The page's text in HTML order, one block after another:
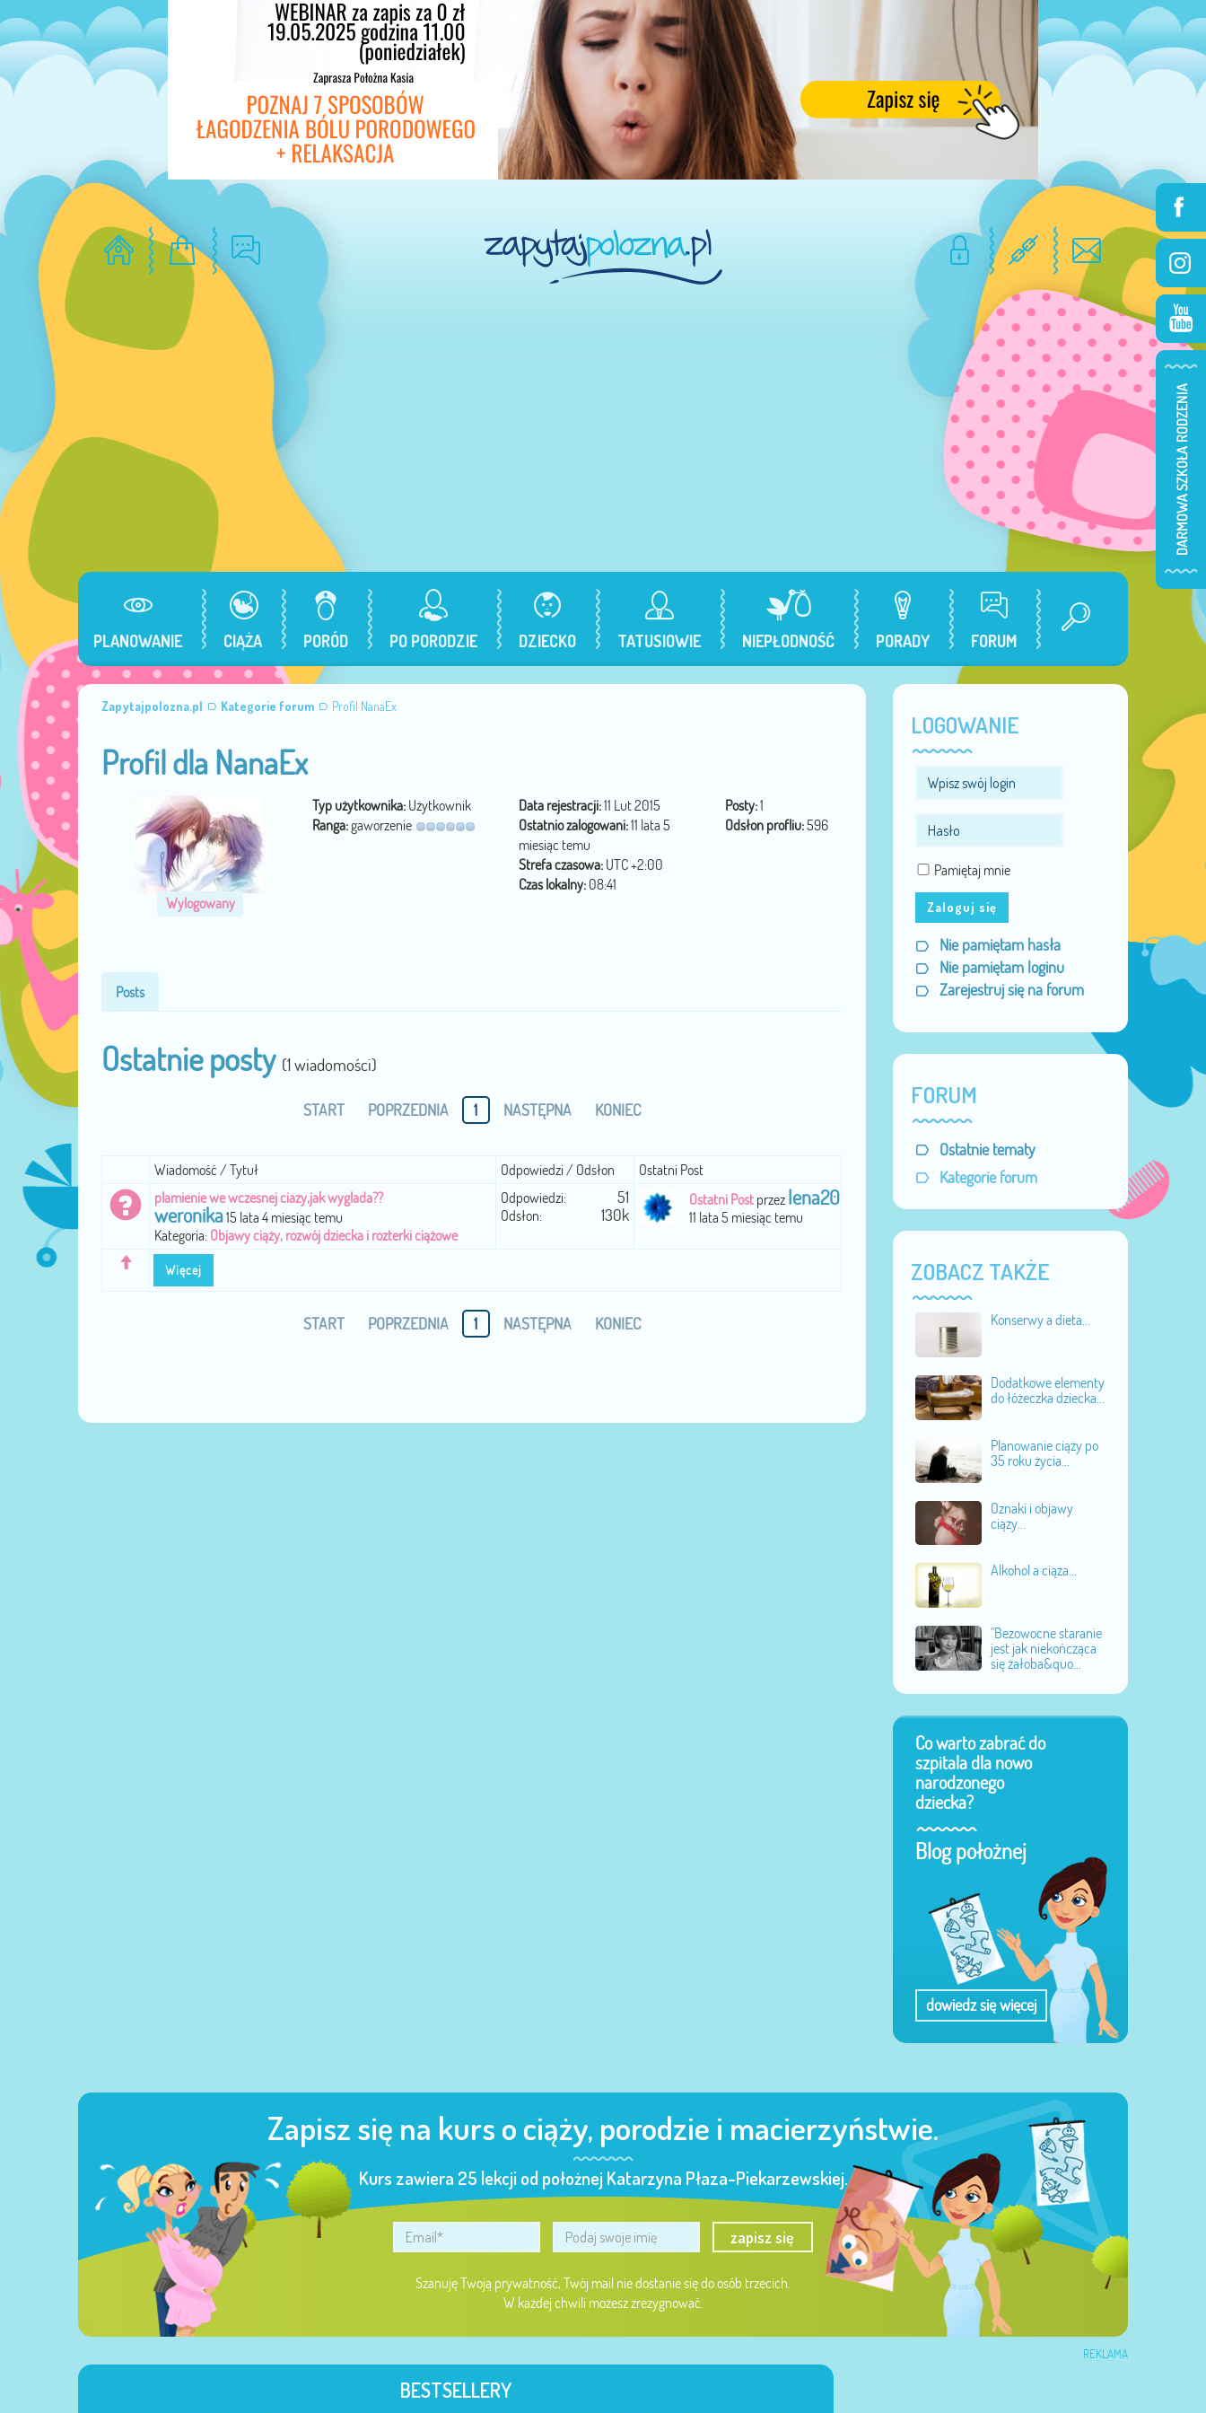
PLANOWANIE CIĄŻA PORÓD PO PORODZIE DZIECKO TATUSIOWIE NIEPŁODNOŚĆ PORADY FORUM
Zapytajpolozna.pl Kategorie forum Profil NanaEx
Profil dla NanaEx
Wylogowany
Typ użytkownika: Użytkownik
Ranga:gaworzenie
Data rejestracji:11 Lut 2015
Ostatnio zalogowani:11 lata 5
miesiąc temu
Strefa czasowa: UTC +2:00
Czas lokalny: 08:41
Posty:1
Odsłon profliu:596
Posts
Ostatnie posty (1 wiadomości)
START POPRZEDNIA 1 NASTĘPNA KONIEC
Wiadomość / Tytuł Odpowiedzi / Odsłon Ostatni Post
Więcej
plamienie we wczesnej ciazy,jak wyglada??
weronika15 lata 4 miesiąc temu
Kategoria: Objawy ciąży, rozwój dziecka i rozterki ciążowe
Odpowiedzi: 51
Odsłon: 130k
Ostatni Post przez lena20
11 lata 5 miesiąc temu
START POPRZEDNIA 1 NASTĘPNA KONIEC
LOGOWANIE
Pamiętaj mnie
Zaloguj się
Nie pamiętam hasła
Nie pamiętam loginu
Zarejestruj się na forum
FORUM
Ostatnie tematy
Kategorie forum
ZOBACZ TAKŻE
Konserwy a dieta...
Dodatkowe elementy
do łóżeczka dziecka...
Planowanie ciąży po
35 roku życia...
Oznaki i objawy
ciąży...
Alkohol a ciąża...
"Bezowocne staranie
jest jak niekończąca
się żałoba&quo...
Co warto zabrać do
szpitala dla nowo
narodzonego
dziecka?
Blog położnej
dowiedz się więcej
Zapisz się na kurs o ciąży, porodzie i macierzyństwie.
Kurs zawiera 25 lekcji od położnej Katarzyna Płaza-Piekarzewskiej.
zapisz się
Szanuję Twoją prywatność, Twój mail nie dostanie się do osób trzecich.
W każdej chwili możesz zrezygnować.
REKLAMA
BESTSELLERY